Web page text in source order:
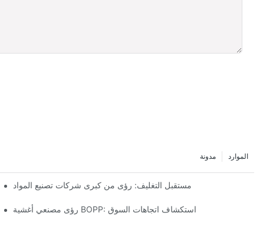
الموارد مدونة
مستقبل التغليف: رؤى من كبرى شركات تصنيع المواد
رؤى مصنعي أغشية BOPP: استكشاف اتجاهات السوق